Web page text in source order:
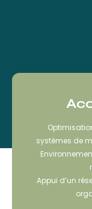
systèmes de
Appui d’un